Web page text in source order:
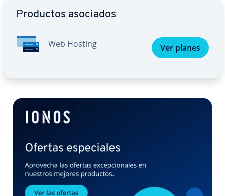
Productos asociados
Web Hosting Ver planes